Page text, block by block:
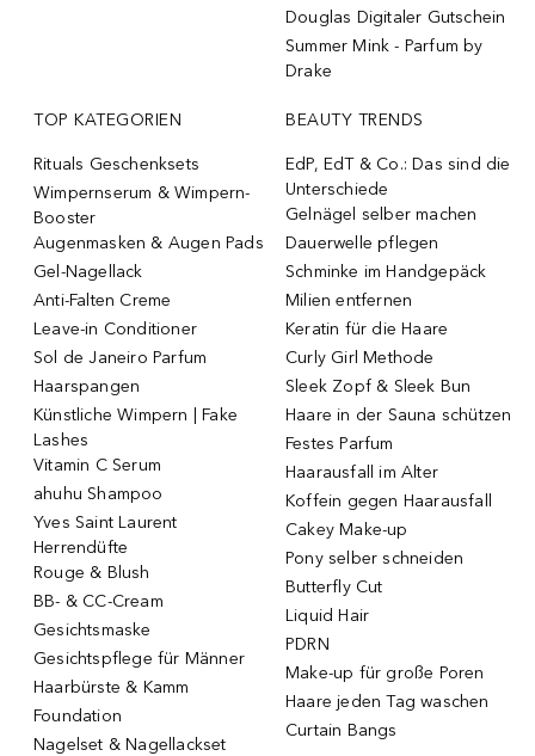
Douglas Digitaler Gutschein
Summer Mink - Parfum by
Drake
TOP KATEGORIEN
Rituals Geschenksets
Wimpernserum & Wimpern-
Booster
Augenmasken & Augen Pads
Gel-Nagellack
Anti-Falten Creme
Leave-in Conditioner
Sol de Janeiro Parfum
Haarspangen
Künstliche Wimpern | Fake
Lashes
Vitamin C Serum
ahuhu Shampoo
Yves Saint Laurent
Herrendüfte
Rouge & Blush
BB- & CC-Cream
Gesichtsmaske
Gesichtspflege für Männer
Haarbürste & Kamm
Foundation
Nagelset & Nagellackset
BEAUTY TRENDS
EdP, EdT & Co.: Das sind die
Unterschiede
Gelnägel selber machen
Dauerwelle pflegen
Schminke im Handgepäck
Milien entfernen
Keratin für die Haare
Curly Girl Methode
Sleek Zopf & Sleek Bun
Haare in der Sauna schützen
Festes Parfum
Haarausfall im Alter
Koffein gegen Haarausfall
Cakey Make-up
Pony selber schneiden
Butterfly Cut
Liquid Hair
PDRN
Make-up für große Poren
Haare jeden Tag waschen
Curtain Bangs